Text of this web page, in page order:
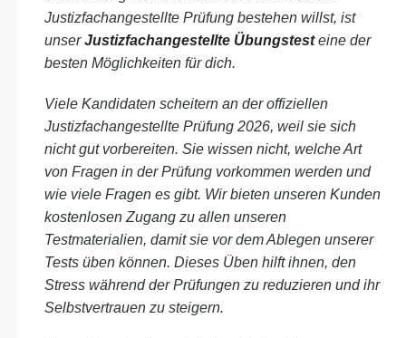
Justizfachangestellte Prüfung bestehen willst, ist
unserJustizfachangestellte Übungstesteine der
besten Möglichkeiten für dich.
Viele Kandidaten scheitern an der offiziellen
Justizfachangestellte Prüfung 2026, weil sie sich
nicht gut vorbereiten. Sie wissen nicht, welche Art
von Fragen in der Prüfung vorkommen werden und
wie viele Fragen es gibt. Wir bieten unseren Kunden
kostenlosen Zugang zu allen unseren
Testmaterialien, damit sie vor dem Ablegen unserer
Tests üben können. Dieses Üben hilft ihnen, den
Stress während der Prüfungen zu reduzieren und ihr
Selbstvertrauen zu steigern.